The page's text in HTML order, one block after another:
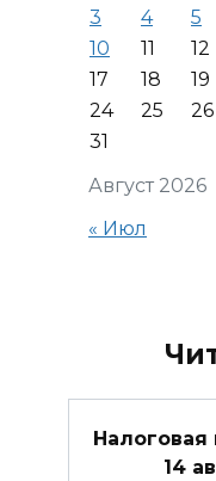
Август 2026
3
4 5
10
11 12
17
18 19
24
25 26
31
« Июл
14